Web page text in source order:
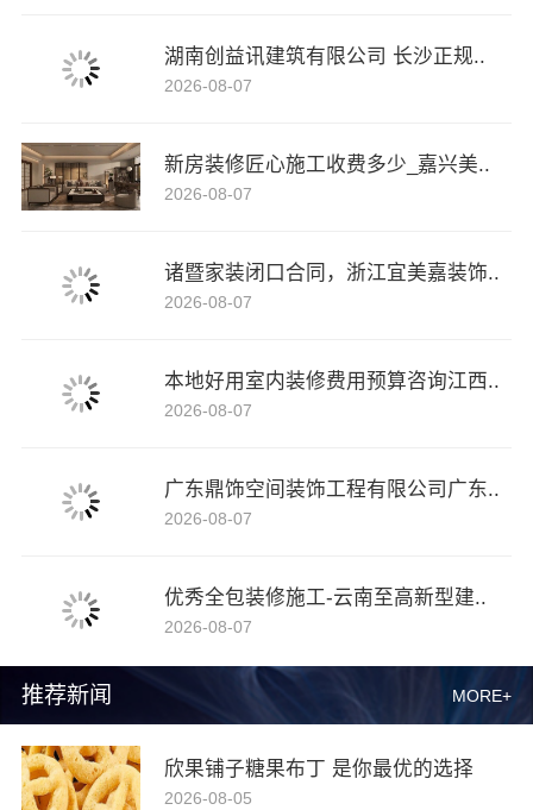
推荐新闻 MORE+
欣果铺子糖果布丁 是你最优的选择
2026-08-05
湖南创益讯建筑有限公司 长沙正规..
2026-08-07
新房装修匠心施工收费多少_嘉兴美..
2026-08-07
诸暨家装闭口合同，浙江宜美嘉装饰..
2026-08-07
本地好用室内装修费用预算咨询江西..
2026-08-07
广东鼎饰空间装饰工程有限公司广东..
2026-08-07
优秀全包装修施工-云南至高新型建..
2026-08-07